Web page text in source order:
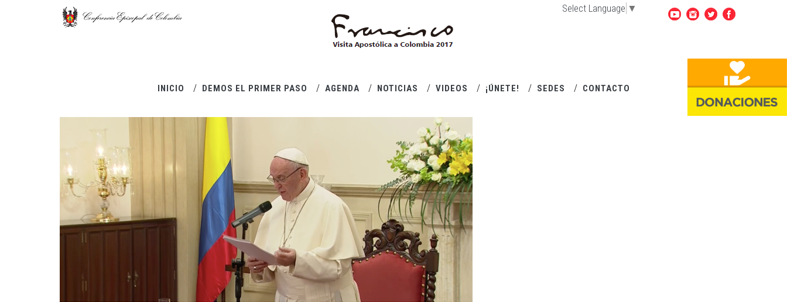
Pasar al contenido principal Select Language ▼
INICIO DEMOS EL PRIMER PASO AGENDA NOTICIAS VIDEOS ¡ÚNETE! SEDES CONTACTO